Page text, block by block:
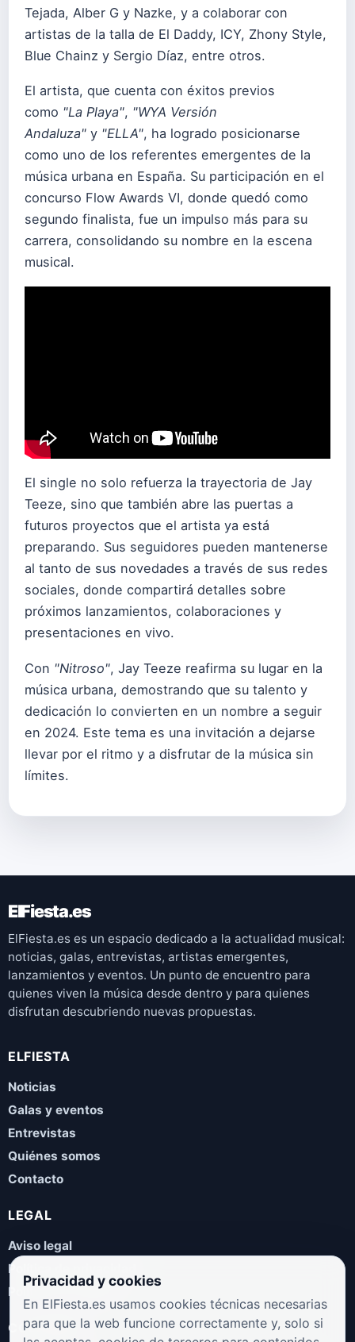
Tejada, Alber G y Nazke, y a colaborar con
artistas de la talla de El Daddy, ICY, Zhony Style,
Blue Chainz y Sergio Díaz, entre otros.
El artista, que cuenta con éxitos previos
como "La Playa", "WYA Versión
Andaluza" y "ELLA", ha logrado posicionarse
como uno de los referentes emergentes de la
música urbana en España. Su participación en el
concurso Flow Awards VI, donde quedó como
segundo finalista, fue un impulso más para su
carrera, consolidando su nombre en la escena
musical.
El single no solo refuerza la trayectoria de Jay
Teeze, sino que también abre las puertas a
futuros proyectos que el artista ya está
preparando. Sus seguidores pueden mantenerse
al tanto de sus novedades a través de sus redes
sociales, donde compartirá detalles sobre
próximos lanzamientos, colaboraciones y
presentaciones en vivo.
Con "Nitroso", Jay Teeze reafirma su lugar en la
música urbana, demostrando que su talento y
dedicación lo convierten en un nombre a seguir
en 2024. Este tema es una invitación a dejarse
llevar por el ritmo y a disfrutar de la música sin
límites.
ElFiesta.es
ElFiesta.es es un espacio dedicado a la actualidad musical:
noticias, galas, entrevistas, artistas emergentes,
lanzamientos y eventos. Un punto de encuentro para
quienes viven la música desde dentro y para quienes
disfrutan descubriendo nuevas propuestas.
ELFIESTA
Noticias
Galas y eventos
Entrevistas
Quiénes somos
Contacto
LEGAL
Aviso legal
Política de privacidad
Política de cookies
COLABORA
Privacidad y cookies
En ElFiesta.es usamos cookies técnicas necesarias
para que la web funcione correctamente y, solo si